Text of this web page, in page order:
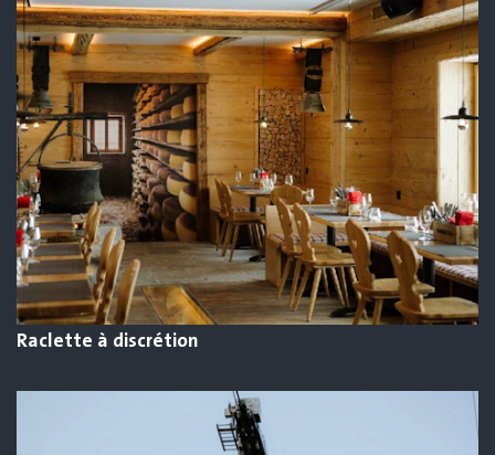
Raclette à discrétion